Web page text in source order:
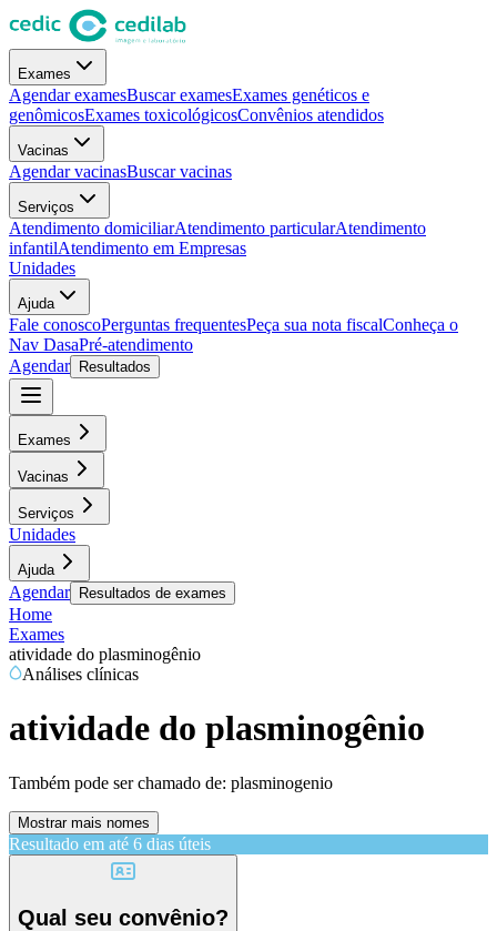
Exames
Agendar examesBuscar examesExames genéticos e
genômicosExames toxicológicosConvênios atendidos
Vacinas
Agendar vacinasBuscar vacinas
Serviços
Atendimento domiciliarAtendimento particularAtendimento
infantilAtendimento em Empresas
Unidades
Ajuda
Fale conoscoPerguntas frequentesPeça sua nota fiscalConheça o
Nav DasaPré-atendimento
Agendar
Resultados
Exames
Vacinas
Serviços
Unidades
Ajuda
Agendar Resultados de exames
Home
Exames
atividade do plasminogênio
Análises clínicas
atividade do plasminogênio
Também pode ser chamado de: plasminogenio
Mostrar mais nomes
Resultado em até 6 dias úteis
Qual seu convênio?